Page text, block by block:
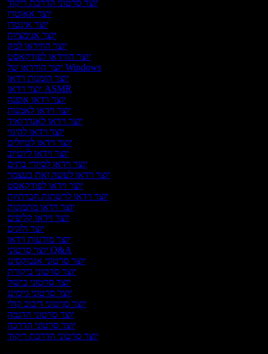
יוצר סרטוני הדרכת ריקוד
יוצר אאוטרו
יוצר אינטרו
יוצר אנימציות
יוצר הווידאו למק
יוצר הווידאו לפודקאסט
יוצר הווידאו של Windows
יוצר הזמנות וידאו
יוצר וידאו ASMR
יוצר וידאו אופנה
יוצר וידאו לאמנות
יוצר וידאו לאנדרואיד
יוצר וידאו להיגוי
יוצר וידאו לטיולים
יוצר וידאו ליוטיוב
יוצר וידאו לסיורי בתים
יוצר וידאו לעשה זאת בעצמך
יוצר וידאו לפודקאסט
יוצר וידאו לרשתות חברתיות
יוצר וידאו מתמונות
יוצר וידאו קליפים
יוצר ולוגים
יוצר מודעות וידאו
יוצר סרטוני Q&A
יוצר סרטוני אנבוקסינג
יוצר סרטוני ביקורת
יוצר סרטוני בישול
יוצר סרטוני גיימינג
יוצר סרטוני דיבוב קולי
יוצר סרטוני הדגמה
יוצר סרטוני הדרכה
יוצר סרטוני הדרכת ריקוד